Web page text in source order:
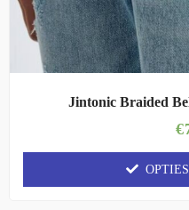
Jintonic Braided
€